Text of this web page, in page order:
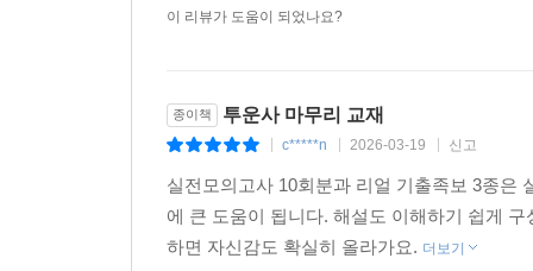
OX/빈칸 문제로 구성하여 핵심 내용을 효과적으
1) 시험에 꼭! 나오는 필수암기공식(PDF)
계산에 자신 없는 사람도 암기만 한다면, 실제 시
2) 온라인 적중 모의고사(1회)
- 교재에 수록된 9회분의 실전모의고사를 모두
있습니다.
이 리뷰가 도움이 되었나요?
종이책 투운사 마무리 교재
c*****n 2026-03-19 신고
실전모의고사 10회분과 리얼 기출족보 3종은
에 큰 도움이 됩니다. 해설도 이해하기 쉽게
하면 자신감도 확실히 올라가요. 더보기